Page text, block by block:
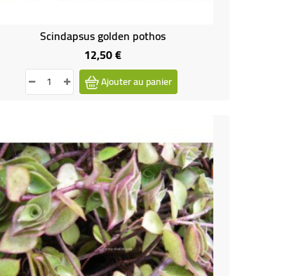
Scindapsus golden pothos
12,50 €Prix
Ajouter au panier